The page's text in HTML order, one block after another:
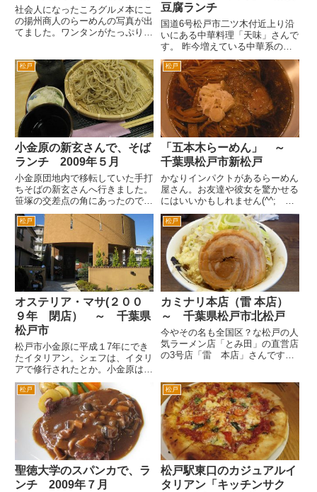
社会人になったころグルメ本にこ
の揚州商人のらーめんの写真が出
てました。ワンタンがたっぷりは
松戸市新松戸のゆりの木通り、ダ
イエー前の通りと言ったほうがわ
かりやすいでしょうか、にこの
揚...
豆腐ランチ
国道6号松戸市二ツ木付近上り沿
いにある中華料理「天味」さんで
す。 昨今増えている中華系の方
がやっていて、店員さんもすべて
中華系の方のお店ではないお店で
す。 どちらかというとちょっ
と高級路線かなと思います。と言
ってもランチは、1000円程度...
松戸
小金原の新玄さんで、そば
ランチ 2009年５月
小金原団地内で移転していた手打
ちそばの新玄さんへ行きました。
笹塚の交差点の角にあったのです
が、閉店してしまったとおもった
ら灯台もと暗しでした。 新玄さ
んの駐車場と小金原の人気ラーメ
ン店「将」さんの駐車場は、同じ
敷地内なんですよね。つまり将
さ...
松戸
「五本木らーめん」 ～
千葉県松戸市新松戸
かなりインパクトがあるらーめん
屋さん。お友達や彼女を驚かせる
にはいいかもしれません(^^; 場
所は、新松戸駅下車（入り口はひ
とつ）して、ロータリーをまっす
ぐダイエー方面へ。左手にダイエ
ー、右手に東京三菱銀行のある交
差点を左折します。次の信号...
松戸
オステリア・マサ(２００
９年 閉店） ～ 千葉県
松戸市
松戸市小金原に平成１7年にでき
たイタリアン。シェフは、イタリ
アで修行されたとか。小金原は、
僕の地元なのですが、小金原にイ
タリアンと聞いて？でした。 と
いうのも小金原という街も公団が
造成されてからほぼ出来上がった
街で、なかなか新しいお店がで
き...
松戸
カミナリ本店（雷 本店）
～ 千葉県松戸市北松戸
今やその名も全国区？な松戸の人
気ラーメン店「とみ田」の直営店
の3号店「雷 本店」さんです。
内の国道6号沿いの小金付近に東
池袋大勝軒 ROZEOとしてオープ
ンしました。 そして2...
松戸
聖徳大学のスパンカで、ラ
ンチ 2009年７月
松戸
松戸駅東口のカジュアルイ
タリアン「キッチンサク